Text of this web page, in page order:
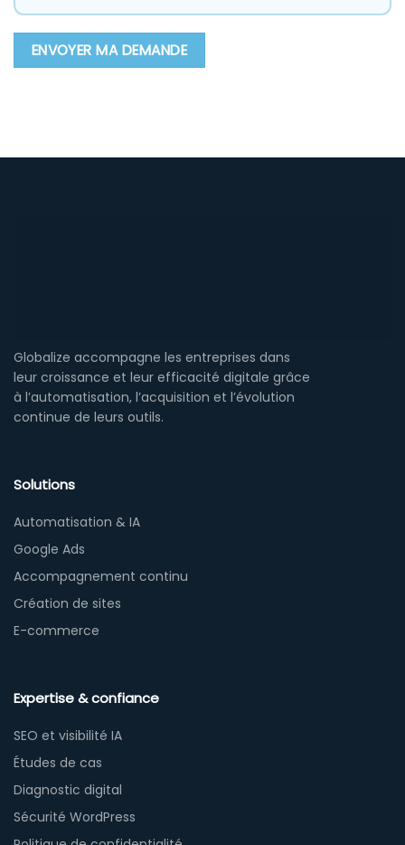
Globalize accompagne les entreprises dans
leur croissance et leur efficacité digitale grâce
à l’automatisation, l’acquisition et l’évolution
continue de leurs outils.
Solutions
Automatisation & IA
Google Ads
Accompagnement continu
Création de sites
E-commerce
Expertise & confiance
SEO et visibilité IA
Études de cas
Diagnostic digital
Sécurité WordPress